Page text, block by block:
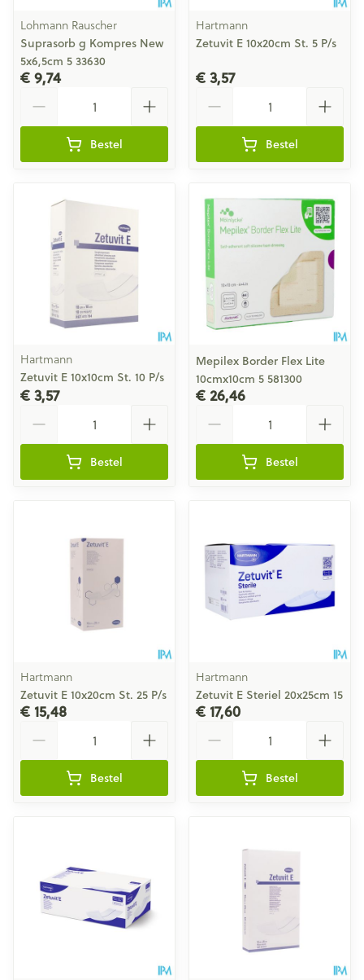
Lohmann Rauscher
Suprasorb g Kompres New
5x6,5cm 5 33630
€ 9,74
Bestel
Hartmann
Zetuvit E 10x20cm St. 5 P/s
€ 3,57
Bestel
Hartmann
Zetuvit E 10x10cm St. 10 P/s
€ 3,57
Bestel
Mepilex Border Flex Lite
10cmx10cm 5 581300
€ 26,46
Bestel
Hartmann
Zetuvit E 10x20cm St. 25 P/s
€ 15,48
Bestel
Hartmann
Zetuvit E Steriel 20x25cm 15
€ 17,60
Bestel